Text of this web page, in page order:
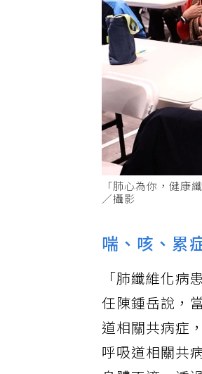
「肺心為你，健康
／攝影
喘、咳、累
「肺纖維化
任陳鍾岳說，
道相關共病症
呼吸道相關共